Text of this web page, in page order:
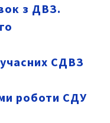
з ДВЗ.
СДВЗ
роботи СДУ